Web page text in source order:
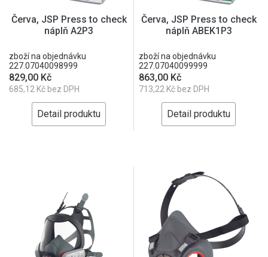
Červa, JSP Press to check
náplň A2P3
zboží na objednávku
227.07040098999
829,00 Kč
685,12 Kč bez DPH
Detail produktu
Červa, JSP Press to check
náplň ABEK1P3
zboží na objednávku
227.07040099999
863,00 Kč
713,22 Kč bez DPH
Detail produktu